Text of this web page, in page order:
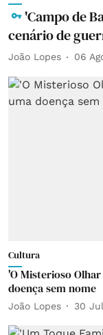
'Campo de
cenário de
João Lopes 06
Cultura
'O Misterioso
doença sem nome
João Lopes 30